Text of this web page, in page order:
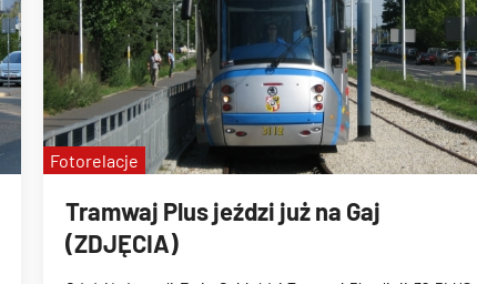
Tramwaj Plus jeździ już na Gaj
(ZDJĘCIA)
Fotorelacje